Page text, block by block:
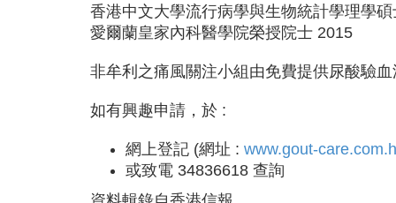
香港中文大學流行病學與生物統計學理學
愛爾蘭皇家內科醫學院榮授院士 2015
非牟利之痛風關注小組由免費提供尿酸驗
如有興趣申請，於 :
網上登記 (網址 : www.gout-
或致電 34836618 查詢